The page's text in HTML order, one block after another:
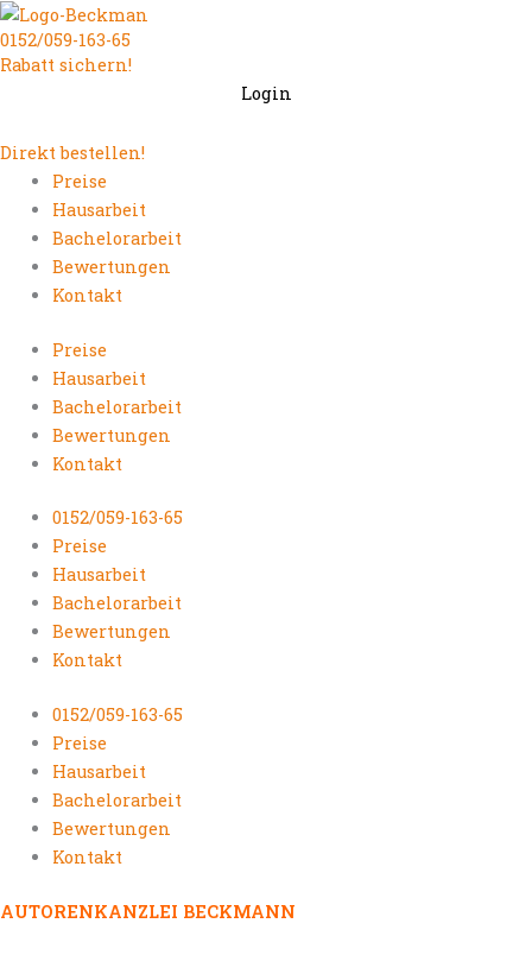
Zum
Inhalt
springen
0152/059-163-65
Rabatt sichern!
Login
Direkt bestellen!
Preise
Hausarbeit
Bachelorarbeit
Bewertungen
Kontakt
Preise
Hausarbeit
Bachelorarbeit
Bewertungen
Kontakt
0152/059-163-65
Preise
Hausarbeit
Bachelorarbeit
Bewertungen
Kontakt
0152/059-163-65
Preise
Hausarbeit
Bachelorarbeit
Bewertungen
Kontakt
AUTORENKANZLEI BECKMANN